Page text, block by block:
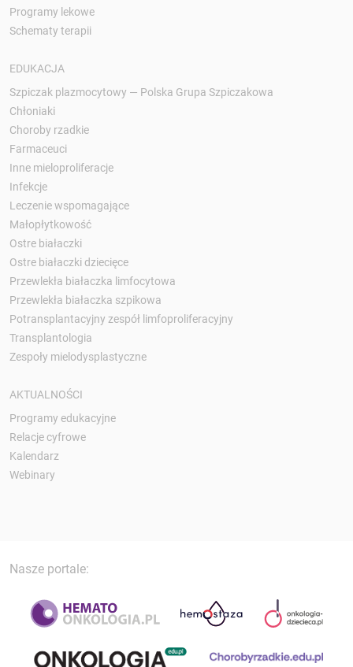
Programy lekowe
Schematy terapii
EDUKACJA
Szpiczak plazmocytowy — Polska Grupa Szpiczakowa
Chłoniaki
Choroby rzadkie
Farmaceuci
Inne mieloproliferacje
Infekcje
Leczenie wspomagające
Małopłytkowość
Ostre białaczki
Ostre białaczki dziecięce
Przewlekła białaczka limfocytowa
Przewlekła białaczka szpikowa
Potransplantacyjny zespół limfoproliferacyjny
Transplantologia
Zespoły mielodysplastyczne
AKTUALNOŚCI
Programy edukacyjne
Relacje cyfrowe
Kalendarz
Webinary
Nasze portale: